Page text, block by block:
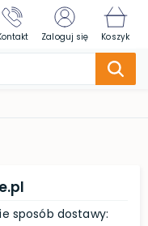
Zaloguj się Koszyk
sposób dostawy: